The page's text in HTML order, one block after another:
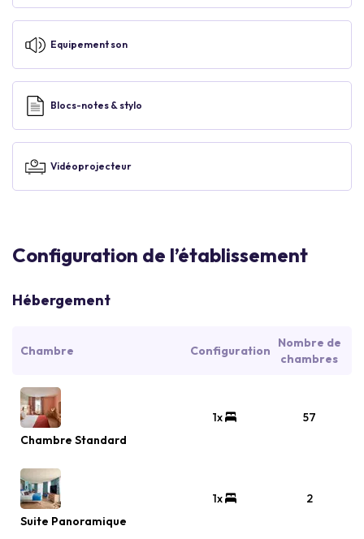
Equipement son
Blocs-notes & stylo
Vidéoprojecteur
Configuration de l’établissement
Hébergement
Chambre Configuration
Nombre de
chambres
Chambre Standard
1x 57
Suite Panoramique
1x 2